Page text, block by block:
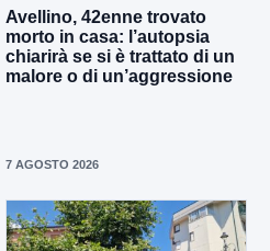
Avellino, 42enne trovato
morto in casa: l’autopsia
chiarirà se si è trattato di un
malore o di un’aggressione
7 AGOSTO 2026